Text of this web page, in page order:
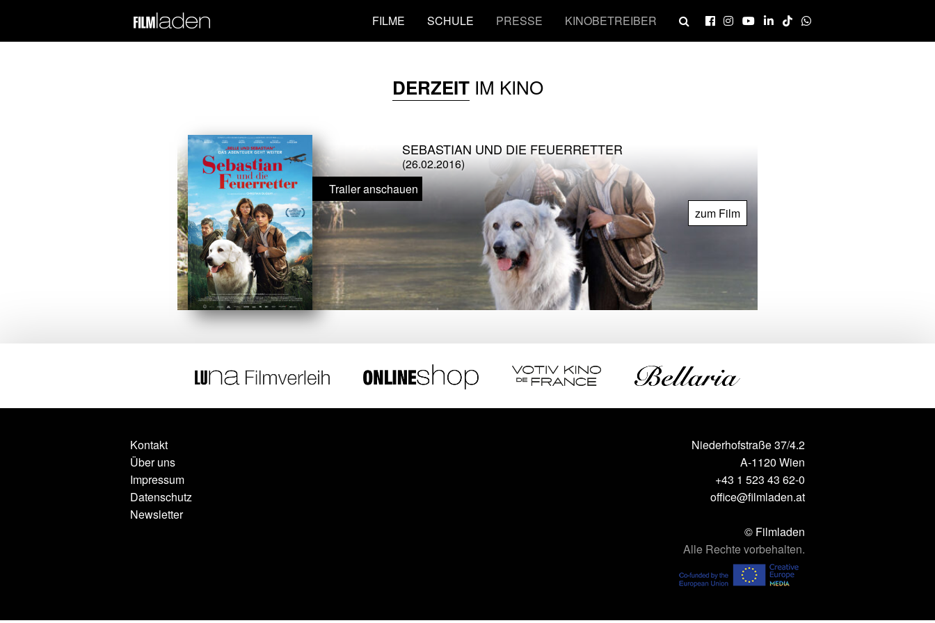
FILME SCHULE PRESSE KINOBETREIBER
DERZEITIM KINO
SEBASTIAN UND DIE FEUERRETTER
(26.02.2016)
Trailer anschauen
zum Film
Kontakt
Über uns
Impressum
Datenschutz
Newsletter
Niederhofstraße 37/4.2
A-1120 Wien
+43 1 523 43 62-0
office@filmladen.at
© Filmladen
Alle Rechte vorbehalten.